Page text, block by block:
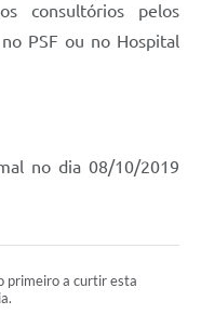
consultórios pelos
PSF ou no Hospital
no dia 08/10/2019
primeiro a curtir esta